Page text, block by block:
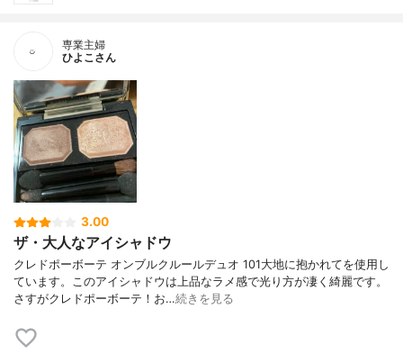
専業主婦
ひよこさん
3.00
ザ・大人なアイシャドウ
クレドポーボーテ オンブルクルールデュオ 101大地に抱かれてを使用し
ています。このアイシャドウは上品なラメ感で光り方が凄く綺麗です。
さすがクレドポーボーテ！お…続きを見る